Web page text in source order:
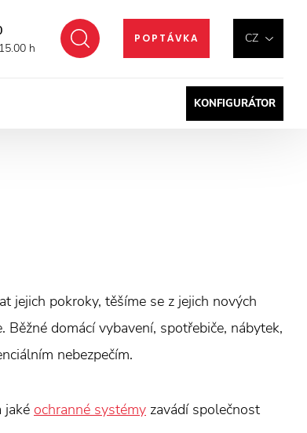
CZ
POPTÁVKA
Hledat
h
KONFIGURÁTOR
jejich pokroky, těšíme se z jejich nových
domácí vybavení, spotřebiče, nábytek,
nebezpečím.
jaké ochranné systémy zavádí společnost